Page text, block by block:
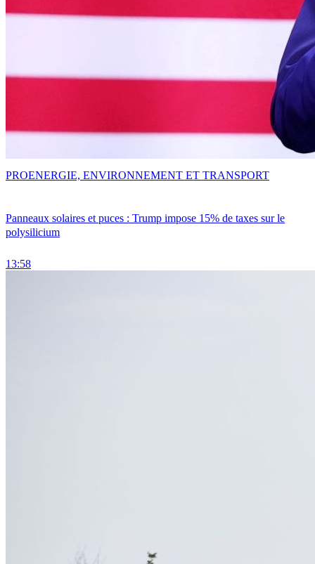
Panneaux solaires et puces : Trump impose 15% de taxes sur le
polysilicium
13:58
PROENERGIE, ENVIRONNEMENT ET TRANSPORT